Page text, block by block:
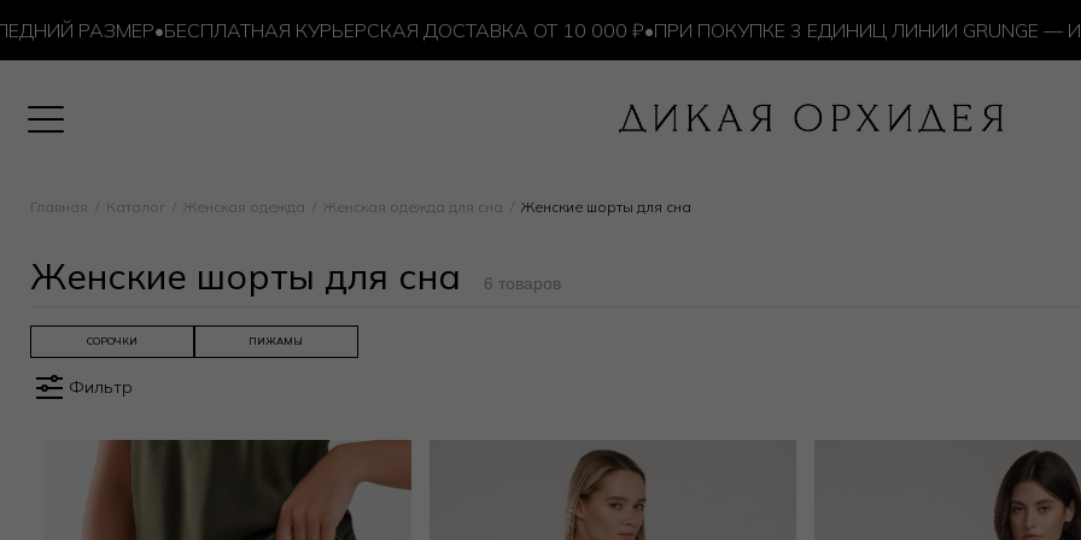
РАЗМЕР•БЕСПЛАТНАЯ КУРЬЕРСКАЯ ДОСТАВКА ОТ 10 000 ₽•ПРИ ПОКУПКЕ 3 ЕДИНИЦ ЛИНИИ GRUNGE —
Главная Каталог Женская одежда Женская одежда для сна Женские шорты для сна
Женские шорты для сна 6 товаров
СОРОЧКИ ПИЖАМЫ
Фильтр